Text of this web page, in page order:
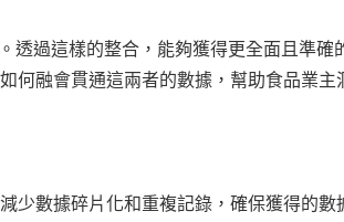
透過這樣的整合，能夠獲得更全面且準確
何融會貫通這兩者的數據，幫助食品業主
少數據碎片化和重複記錄，確保獲得的數